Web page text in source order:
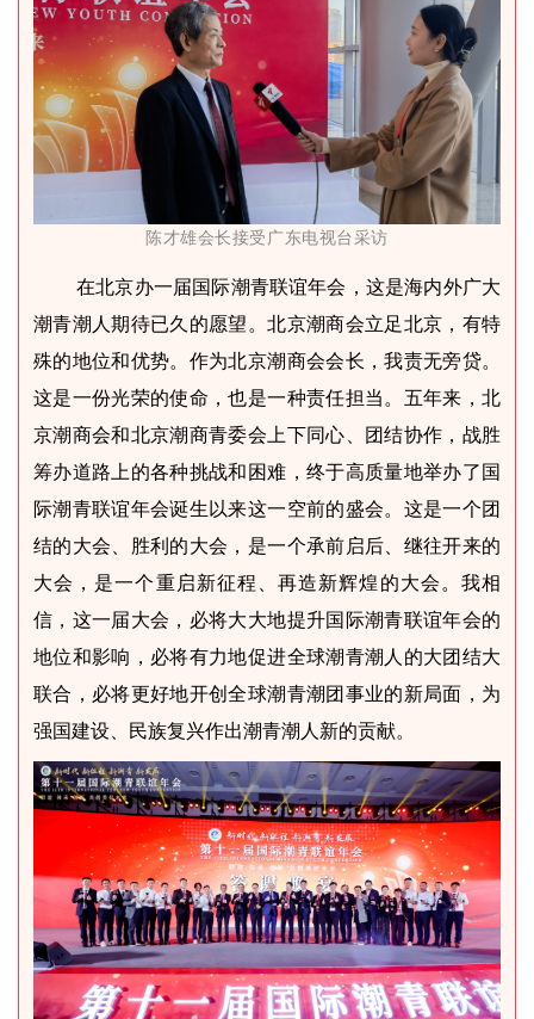
陈才雄会长接受广东电视台采访
在北京办一届国际潮青联谊年会，这是海内外广大
潮青潮人期待已久的愿望。北京潮商会立足北京，有特
殊的地位和优势。作为北京潮商会会长，我责无旁贷。
这是一份光荣的使命，也是一种责任担当。五年来，北
京潮商会和北京潮商青委会上下同心、团结协作，战胜
筹办道路上的各种挑战和困难，终于高质量地举办了国
际潮青联谊年会诞生以来这一空前的盛会。这是一个团
结的大会、胜利的大会，是一个承前启后、继往开来的
大会，是一个重启新征程、再造新辉煌的大会。我相
信，这一届大会，必将大大地提升国际潮青联谊年会的
地位和影响，必将有力地促进全球潮青潮人的大团结大
联合，必将更好地开创全球潮青潮团 事业的新局面，为
强国建设、民族复兴作出潮青潮人新的贡献。